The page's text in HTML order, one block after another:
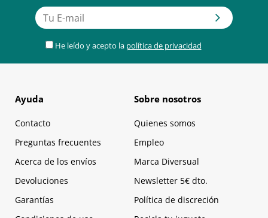
He leído y acepto la política de privacidad
Ayuda
Contacto
Preguntas frecuentes
Acerca de los envíos
Devoluciones
Garantías
Sobre nosotros
Quienes somos
Empleo
Marca Diversual
Newsletter 5€ dto.
Política de discreción